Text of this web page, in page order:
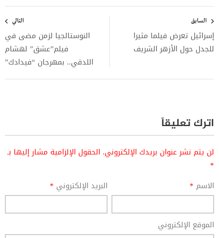
المقالات
السابق
إسرائيل تعرض فيلما مثيرا
للجدل حول الأزهر الشريف
التالي
النوستالجيا لزمن مضى في
فيلم”عشق” لهشام
اللدقي.. بمهرجان “فيدادك”
اترك تعليقاً
لن يتم نشر عنوان بريدك الإلكتروني. الحقول الإلزامية مشار إليها بـ
*
الاسم * البريد الإلكتروني *
الموقع الإلكتروني